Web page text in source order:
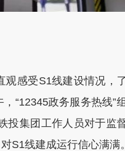
受S1线建设情况，
“12345政务服务热线”
投集团工作人员对于监
S1线建成运行信心满满。